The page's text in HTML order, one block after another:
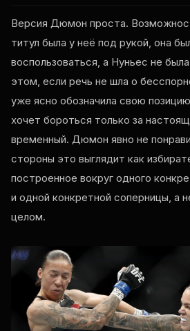
Версия Дюмон проста.
титул была у неё под рукой, она
воспользоваться, а Нуньес не
этом, если речь не шла о
уже ясно обозначила свою
хочет бороться только за
временный. Дюмон явно не
стороны это выглядит как
построенное вокруг одного
и одной конкретной соперницы, а
целом.